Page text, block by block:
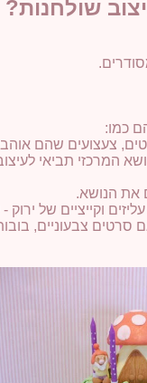
שולחנות?
כמו:
צעצועים שהם
המרכזי תביאי
וקייציים של ירוק
צבעוניים, בובות